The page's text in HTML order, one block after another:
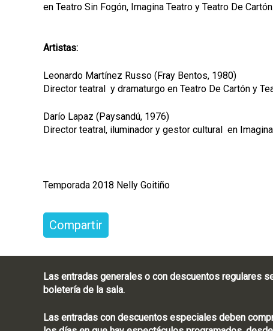
en Teatro Sin Fogón, Imagina Teatro y Teatro De Cartón.
Artistas:
Leonardo Martínez Russo (Fray Bentos, 1980)
Director teatral y dramaturgo en Teatro De Cartón y
Darío Lapaz (Paysandú, 1976)
Director teatral, iluminador y gestor cultural en
Temporada 2018 Nelly Goitiño
Compartir
Las entradas generales o con descuentos regulares
boletería de la sala.
Las entradas con descuentos especiales deben